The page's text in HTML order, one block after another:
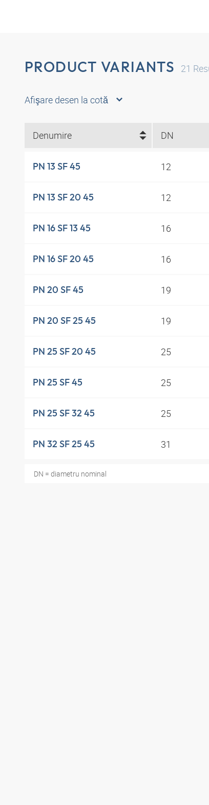
PRODUCT VARIANTS 21
Afişare desen la cotă
Denumire DN
PN 13 SF 45 12
PN 13 SF 20 45 12
PN 16 SF 13 45 16
PN 16 SF 20 45 16
PN 20 SF 45 19
PN 20 SF 25 45 19
PN 25 SF 20 45 25
PN 25 SF 45 25
PN 25 SF 32 45 25
PN 32 SF 25 45 31
DN = diametru nominal